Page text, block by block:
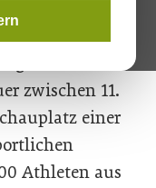
zwischen 11.
einer
Athleten aus